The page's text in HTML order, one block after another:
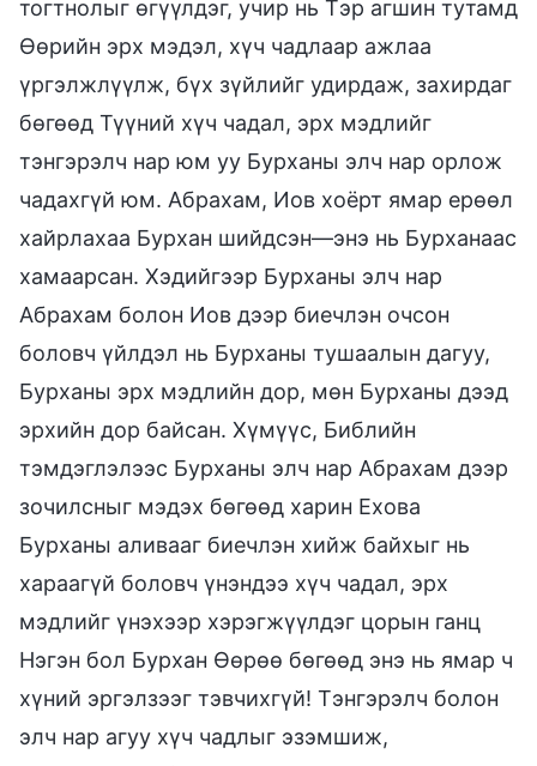
тогтнолыг өгүүлдэг, учир нь Тэр агшин тутамд
Өөрийн эрх мэдэл, хүч чадлаар ажлаа
үргэлжлүүлж, бүх зүйлийг удирдаж, захирдаг
бөгөөд Түүний хүч чадал, эрх мэдлийг
тэнгэрэлч нар юм уу Бурханы элч нар орлож
чадахгүй юм. Абрахам, Иов хоёрт ямар ерөөл
хайрлахаа Бурхан шийдсэн—энэ нь Бурханаас
хамаарсан. Хэдийгээр Бурханы элч нар
Абрахам болон Иов дээр биечлэн очсон
боловч үйлдэл нь Бурханы тушаалын дагуу,
Бурханы эрх мэдлийн дор, мөн Бурханы дээд
эрхийн дор байсан. Хүмүүс, Библийн
тэмдэглэлээс Бурханы элч нар Абрахам дээр
зочилсныг мэдэх бөгөөд харин Ехова
Бурханы аливааг биечлэн хийж байхыг нь
хараагүй боловч үнэндээ хүч чадал, эрх
мэдлийг үнэхээр хэрэгжүүлдэг цорын ганц
Нэгэн бол Бурхан Өөрөө бөгөөд энэ нь ямар ч
хүний эргэлзээг тэвчихгүй! Тэнгэрэлч болон
элч нар агуу хүч чадлыг эзэмшиж,